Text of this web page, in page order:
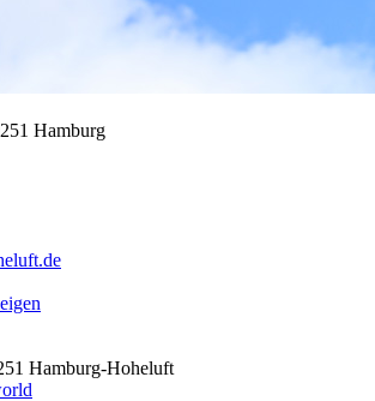
Hamburg
Hamburg-Hoheluft